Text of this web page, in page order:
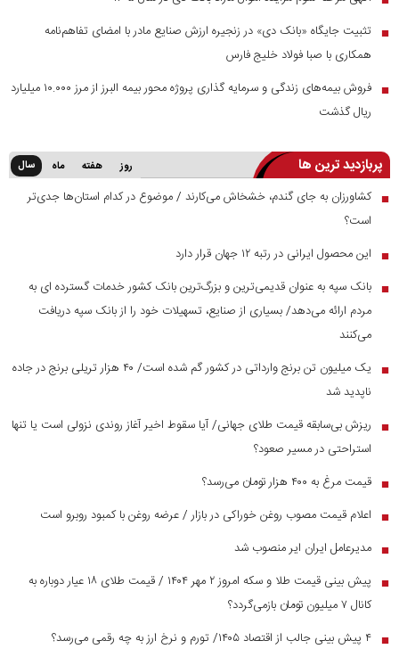
■
تثبیت جایگاه «بانک دی» در زنجیره ارزش صنایع مادر با امضای تفاهم‌نامه
همکاری با صبا فولاد خلیج فارس
■
فروش بیمه‌های زندگی و سرمایه گذاری پروژه محور بیمه البرز از مرز ۱۰.۰۰۰ میلیارد
ریال گذشت
پربازدید ترین ها روز هفته ماه سال
■ کشاورزان به جای گندم، خشخاش می‌کارند / موضوع در کدام استان‌ها جدی‌تر
است؟
■ این محصول ایرانی در رتبه ۱۲ جهان قرار دارد
■ بانک سپه به عنوان قدیمی‌ترین و بزرگ‌ترین بانک کشور خدمات گسترده ای به
مردم ارائه می‌دهد/ بسیاری از صنایع، تسهیلات خود را از بانک سپه دریافت
می‌کنند
■
یک میلیون تن برنج وارداتی در کشور گم شده است/ ۴۰ هزار تریلی برنج در جاده
ناپدید شد
■
ریزش بی‌سابقه قیمت طلای جهانی/ آیا سقوط اخیر آغاز روندی نزولی است یا تنها
استراحتی در مسیر صعود؟
■ قیمت مرغ به ۴۰۰ هزار تومان می‌رسد؟
■ اعلام قیمت مصوب روغن خوراکی در بازار / عرضه روغن با کمبود روبرو است
■ مدیرعامل ایران ایر منصوب شد
■
پیش بینی قیمت طلا و سکه امروز ۲ مهر ۱۴۰۴ / قیمت طلای ۱۸ عیار دوباره به
کانال ۷ میلیون تومان بازمی‌گردد؟
■ ۴ پیش بینی جالب از اقتصاد ۱۴۰۵/ تورم و نرخ ارز به چه رقمی می‌رسد؟